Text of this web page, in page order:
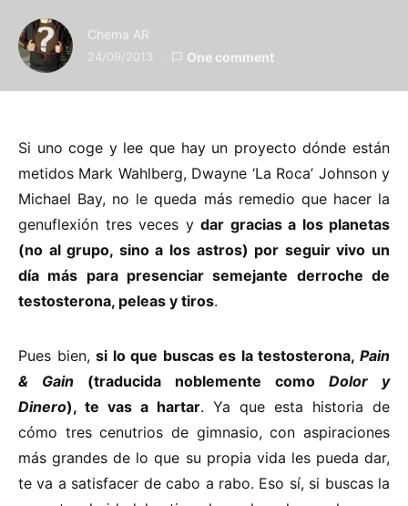
Chema AR
24/09/2013 One comment
Si uno coge y lee que hay un proyecto dónde están
metidos Mark Wahlberg, Dwayne ‘La Roca’ Johnson y
Michael Bay, no le queda más remedio que hacer la
genuflexión tres veces y dar gracias a los planetas
(no al grupo, sino a los astros) por seguir vivo un
día más para presenciar semejante derroche de
testosterona, peleas y tiros.
Pues bien,si lo que buscas es la testosterona,Pain
& Gain (traducida noblemente como Dolor y
Dinero), te vas a hartar. Ya que esta historia de
cómo tres cenutrios de gimnasio, con aspiraciones
más grandes de lo que su propia vida les pueda dar,
te va a satisfacer de cabo a rabo. Eso sí, si buscas la